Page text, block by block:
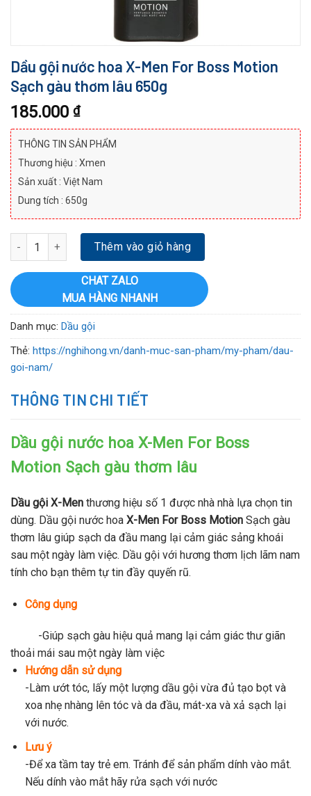
Dầu gội nước hoa X-Men For Boss Motion
Sạch gàu thơm lâu 650g
185.000 ₫
THÔNG TIN SẢN PHẨM
Thương hiệu : Xmen
Sản xuất : Việt Nam
Dung tích : 650g
Dầu gội nước hoa X-Men For Boss Motion Sạch gàu thơm lâu
Thêm vào giỏ hàng
CHAT ZALO
MUA HÀNG NHANH
Danh mục: Dầu gội
Thẻ: https://nghihong.vn/danh-muc-san-pham/my-pham/dau-
goi-nam/
THÔNG TIN CHI TIẾT
Dầu gội nước hoa X-Men For Boss
Motion Sạch gàu thơm lâu
Dầu gội X-Men thương hiệu số 1 được nhà nhà lựa chọn tin
dùng. Dầu gội nước hoa X-Men For Boss Motion Sạch gàu
thơm lâu giúp sạch da đầu mang lại cảm giác sảng khoái
sau một ngày làm việc. Dầu gội với hương thơm lịch lãm nam
tính cho bạn thêm tự tin đầy quyến rũ.
Công dụng
-Giúp sạch gàu hiệu quả mang lại cảm giác thư giãn
thoải mái sau một ngày làm việc
Hướng dẫn sử dụng
-Làm ướt tóc, lấy một lượng dầu gội vừa đủ tạo bọt và
xoa nhẹ nhàng lên tóc và da đầu, mát-xa và xả sạch lại
với nước.
Lưu ý
-Để xa tầm tay trẻ em. Tránh để sản phẩm dính vào mắt.
Nếu dính vào mắt hãy rửa sạch với nước